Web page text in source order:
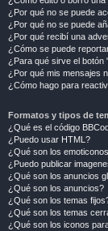
¿Por qué no se puede
¿Por qué no se puede
¿Por qué recibí una
¿Cómo se puede
¿Para qué sirve el botón
¿Por qué mis mensajes
¿Cómo hago para
Formatos y tipos de
¿Qué es el código
¿Puedo usar HTML?
¿Qué son los
¿Puedo publicar
¿Qué son los anuncios
¿Qué son los anuncios?
¿Qué son los temas
¿Qué son los temas
¿Qué son los iconos